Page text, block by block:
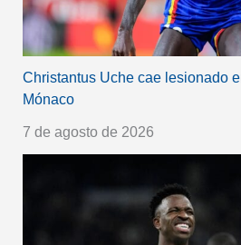
Christantus Uche cae lesionado
Mónaco
7 de agosto de 2026